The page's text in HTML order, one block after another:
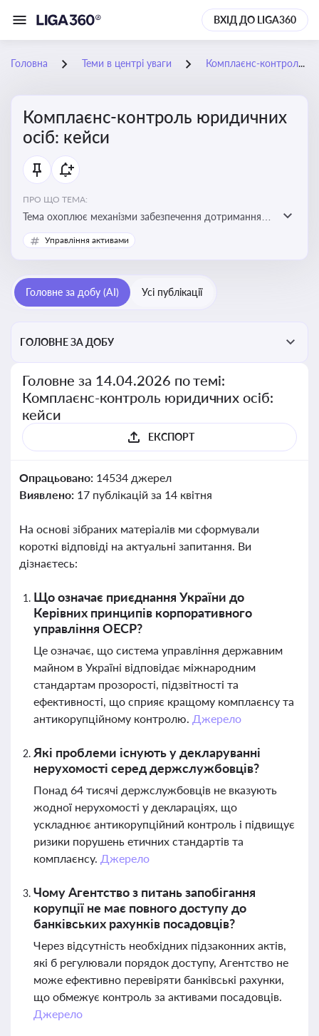
ВХІД ДО LIGA360
Головна Теми в центрі уваги Комплаєнс-контроль юридичних осіб: кейси
Комплаєнс-контроль юридичних
осіб: кейси
ПРО ЩО ТЕМА:
Тема охоплює механізми забезпечення дотримання
законодавства юридичними особами, запобігання
ризикам та підвищення прозорості діяльності
Управління активами
Головне за добу (AI) Усі публікації
ГОЛОВНЕ ЗА ДОБУ
Головне за 14.04.2026 по темі:
Комплаєнс-контроль юридичних осіб:
кейси
ЕКСПОРТ
Опрацьовано: 14534 джерел
Виявлено: 17 публікацій за 14 квітня
На основі зібраних матеріалів ми сформували
короткі відповіді на актуальні запитання. Ви
дізнаєтесь:
Що означає приєднання України до
Керівних принципів корпоративного
управління ОЕСР?
Це означає, що система управління державним
майном в Україні відповідає міжнародним
стандартам прозорості, підзвітності та
ефективності, що сприяє кращому комплаєнсу та
антикорупційному контролю. Джерело
Які проблеми існують у декларуванні
нерухомості серед держслужбовців?
Понад 64 тисячі держслужбовців не вказують
жодної нерухомості у деклараціях, що
ускладнює антикорупційний контроль і підвищує
ризики порушень етичних стандартів та
комплаєнсу. Джерело
Чому Агентство з питань запобігання
корупції не має повного доступу до
банківських рахунків посадовців?
Через відсутність необхідних підзаконних актів,
які б регулювали порядок доступу, Агентство не
може ефективно перевіряти банківські рахунки,
що обмежує контроль за активами посадовців.
Джерело